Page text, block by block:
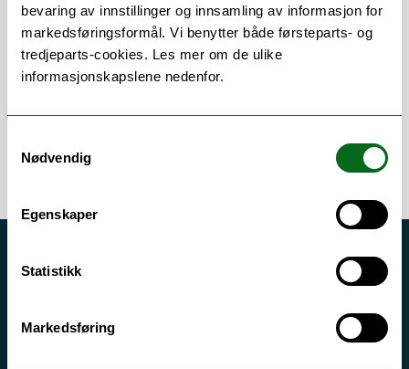
bevaring av innstillinger og innsamling av informasjon for
markedsføringsformål. Vi benytter både førsteparts- og
tredjeparts-cookies. Les mer om de ulike
informasjonskapslene nedenfor.
Nødvendig
Egenskaper
Statistikk
Markedsføring
Om
Forskning og undervisning
Publikasjoner
Akutt hjelp
Driftsmeldinger